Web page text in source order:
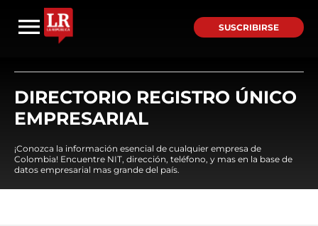
SUSCRIBIRSE
DIRECTORIO REGISTRO ÚNICO
EMPRESARIAL
¡Conozca la información esencial de cualquier empresa de
Colombia! Encuentre NIT, dirección, teléfono, y mas en la base de
datos empresarial mas grande del país.